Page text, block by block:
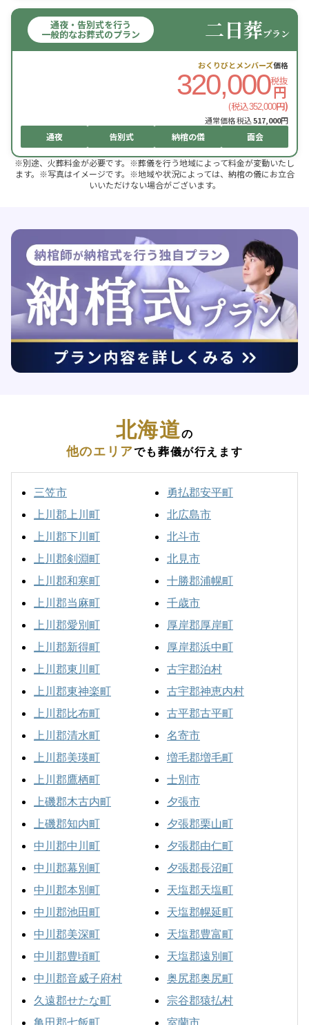
通夜・告別式を行う
一般的なお葬式のプラン 二日葬プラン
おくりびとメンバーズ価格
320,000税抜
円
(税込352,000円)
通常価格 税込517,000円
通夜 告別式 納棺の儀 面会
※別途、火葬料金が必要です。※葬儀を行う地域によって料金が変動いたし
ます。※写真はイメージです。※地域や状況によっては、納棺の儀にお立合
いいただけない場合がございます。
北海道の
他のエリアでも葬儀が行えます
三笠市
上川郡上川町
上川郡下川町
上川郡剣淵町
上川郡和寒町
上川郡当麻町
上川郡愛別町
上川郡新得町
上川郡東川町
上川郡東神楽町
上川郡比布町
上川郡清水町
上川郡美瑛町
上川郡鷹栖町
上磯郡木古内町
上磯郡知内町
中川郡中川町
中川郡幕別町
中川郡本別町
中川郡池田町
中川郡美深町
中川郡豊頃町
中川郡音威子府村
久遠郡せたな町
亀田郡七飯町
勇払郡安平町
北広島市
北斗市
北見市
十勝郡浦幌町
千歳市
厚岸郡厚岸町
厚岸郡浜中町
古宇郡泊村
古宇郡神恵内村
古平郡古平町
名寄市
増毛郡増毛町
士別市
夕張市
夕張郡栗山町
夕張郡由仁町
夕張郡長沼町
天塩郡天塩町
天塩郡幌延町
天塩郡豊富町
天塩郡遠別町
奥尻郡奥尻町
宗谷郡猿払村
室蘭市